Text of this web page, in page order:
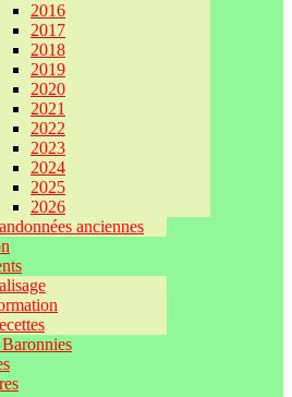
2016
2017
2018
2019
2020
2021
2022
2023
2024
2025
2026
anciennes